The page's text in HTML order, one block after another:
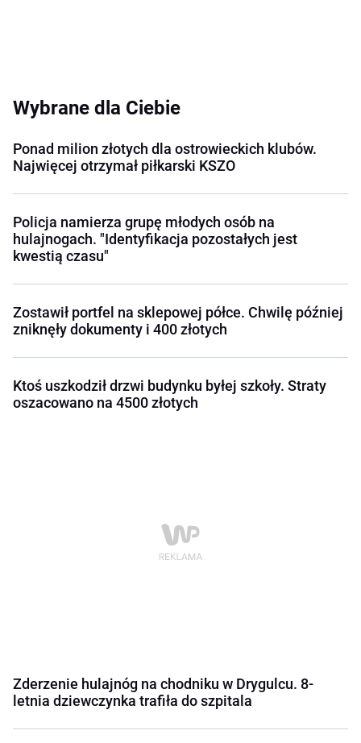
Wybrane dla Ciebie
Ponad milion złotych dla ostrowieckich klubów.
Najwięcej otrzymał piłkarski KSZO
Policja namierza grupę młodych osób na
hulajnogach. "Identyfikacja pozostałych jest
kwestią czasu"
Zostawił portfel na sklepowej półce. Chwilę później
zniknęły dokumenty i 400 złotych
Ktoś uszkodził drzwi budynku byłej szkoły. Straty
oszacowano na 4500 złotych
Zderzenie hulajnóg na chodniku w Drygulcu. 8-
letnia dziewczynka trafiła do szpitala